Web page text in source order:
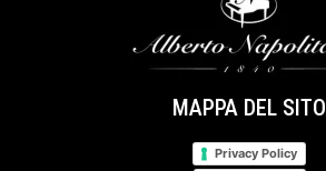
MAPPA DEL SITO
Privacy Policy